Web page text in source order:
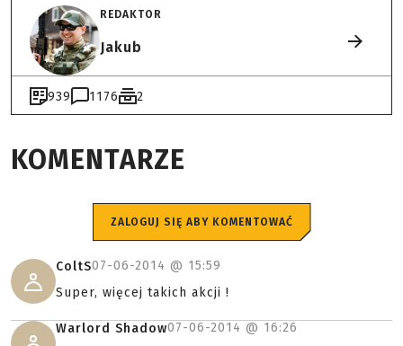
REDAKTOR
Jakub
939 1176 2
KOMENTARZE
ZALOGUJ SIĘ ABY KOMENTOWAĆ
ColtS07-06-2014 @ 15:59
Super, więcej takich akcji !
Warlord Shadow07-06-2014 @ 16:26